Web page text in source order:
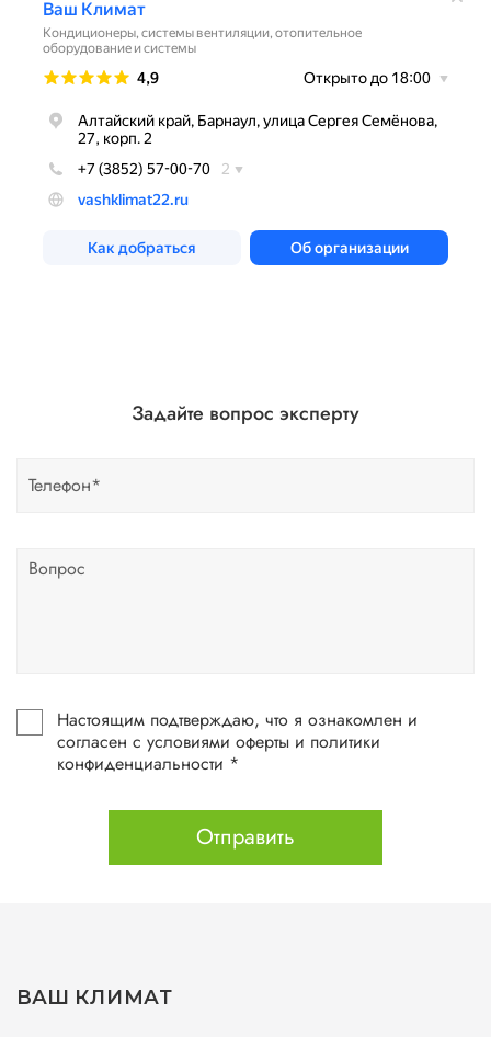
Задайте вопрос эксперту
Настоящим подтверждаю, что я ознакомлен и
согласен с условиями оферты и политики
конфиденциальности *
Отправить
ВАШ КЛИМАТ